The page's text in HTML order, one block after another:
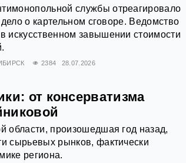
службы отреагировало
о картельном сговоре. Ведомство
искусственном завышении стоимости
2384 28.07.2026
от консерватизма
области, произошедшая год назад,
сырьевых рынков, фактически
региона.